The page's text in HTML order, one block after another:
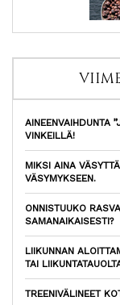
AINEENVAIHDUNTA
VINKEILLÄ!
MIKSI AINA
VÄSYMYKSEEN.
ONNISTUUKO
SAMANAIKAISESTI?
LIIKUNNAN
TAI
TREENIVÄLINEET